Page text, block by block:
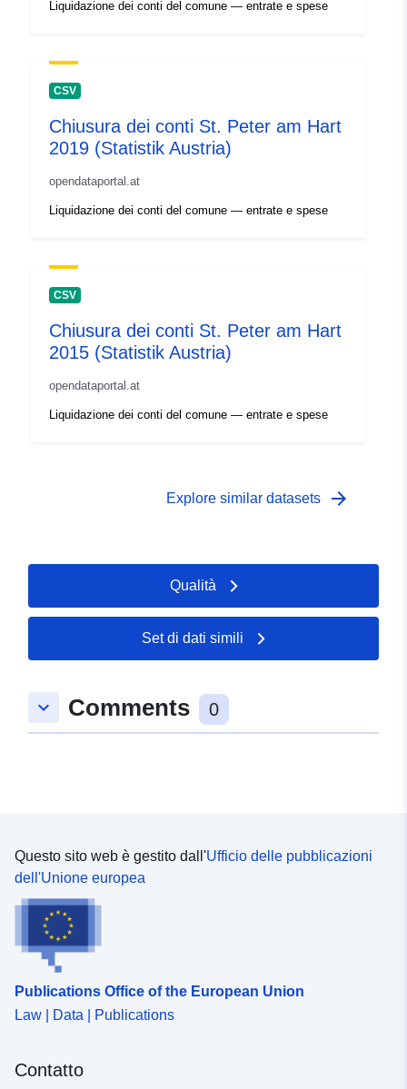
Liquidazione dei conti del comune — entrate e spese
CSV
Chiusura dei conti St. Peter am Hart
2019 (Statistik Austria)
opendataportal.at
Liquidazione dei conti del comune — entrate e spese
CSV
Chiusura dei conti St. Peter am Hart
2015 (Statistik Austria)
opendataportal.at
Liquidazione dei conti del comune — entrate e spese
Explore similar datasets arrow_forward
Qualità
Set di dati simili
keyboard_arrow_down Comments 0
Questo sito web è gestito dall'Ufficio delle pubblicazioni
dell'Unione europea
Publications Office of the European Union
Law | Data | Publications
Contatto